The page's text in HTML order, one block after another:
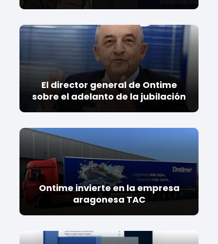
El director general de Ontime
sobre el adelanto de la jubilación
Ontime invierte en la empresa
aragonesa TAC